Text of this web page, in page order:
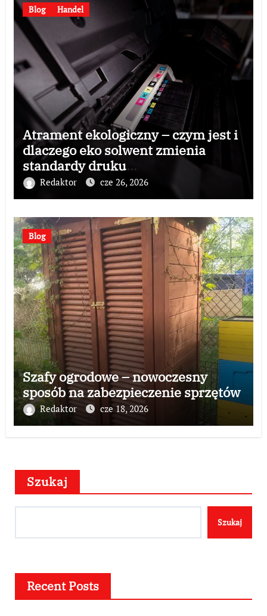
Blog Handel
Atrament ekologiczny – czym jest i
dlaczego eko solwent zmienia
standardy druku
wielkoformatowego?
Redaktor cze 26, 2026
Blog
Szafy ogrodowe – nowoczesny
sposób na zabezpieczenie sprzętów
Redaktor cze 18, 2026
Szukaj
Szukaj
Recent Posts